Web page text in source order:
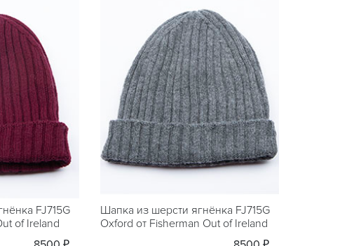
FJ715G
of Ireland
Шапка из шерсти ягнёнка FJ715G
Oxford от Fisherman Out of Ireland